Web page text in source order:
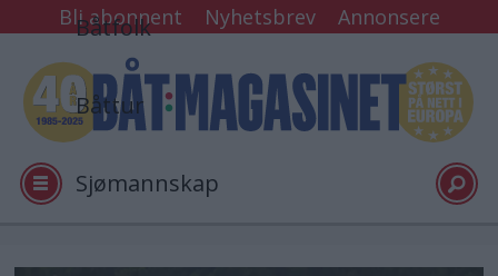
Bli abonnent Nyhetsbrev Annonsere
Båtfolk
Båttur
Sjømannskap
Tester